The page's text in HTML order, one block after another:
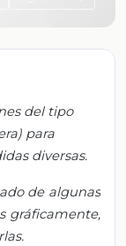
del tipo
para
diversas.
de algunas
gráficamente,